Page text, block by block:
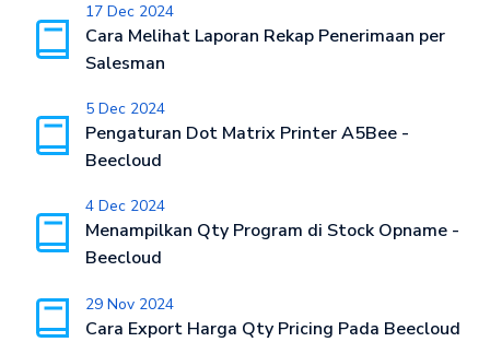
17 Dec 2024
Cara Melihat Laporan Rekap Penerimaan per
Salesman
5 Dec 2024
Pengaturan Dot Matrix Printer A5Bee -
Beecloud
4 Dec 2024
Menampilkan Qty Program di Stock Opname -
Beecloud
29 Nov 2024
Cara Export Harga Qty Pricing Pada Beecloud